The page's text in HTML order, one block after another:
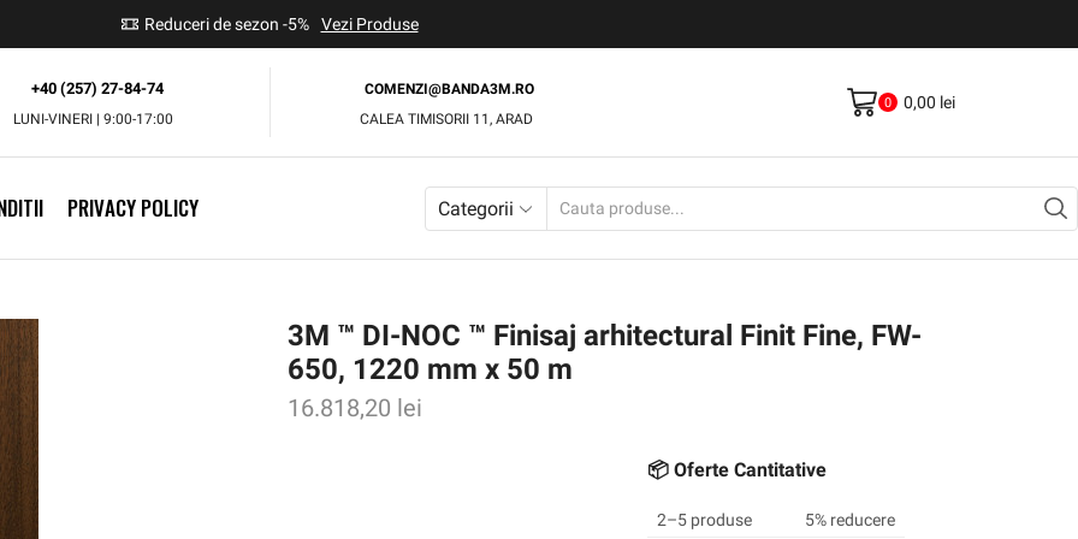
Reduceri de sezon -5% Vezi Produse
+40 (257) 27-84-74
LUNI-VINERI | 9:00-17:00
COMENZI@BANDA3M.RO
CALEA TIMISORII 11, ARAD
0 0,00 lei
PRIVACY POLICY Categorii
3M ™ DI-NOC ™ Finisaj arhitectural Finit Fine, FW-
650, 1220 mm x 50 m
16.818,20 lei
📦 Oferte Cantitative
2–5 produse
5% reducere